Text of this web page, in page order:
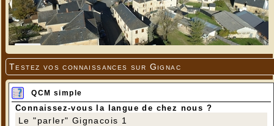
Testez vos connaissances sur Gignac
QCM simple
Connaissez-vous la langue de chez nous ?
Le "parler" Gignacois 1